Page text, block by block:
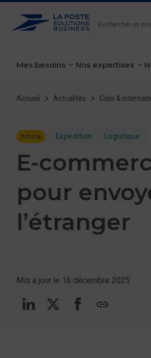
Rechercher
Mes besoins voir le sous-menu
Nos expertises
Fil d'Ariane
Accueil Actualités Colis &
Article Expedition Logistique
E-
pour
l’étranger
Mis à jour le 16 décembre 2025
Suivez-nous
Suivez-
Suivez-